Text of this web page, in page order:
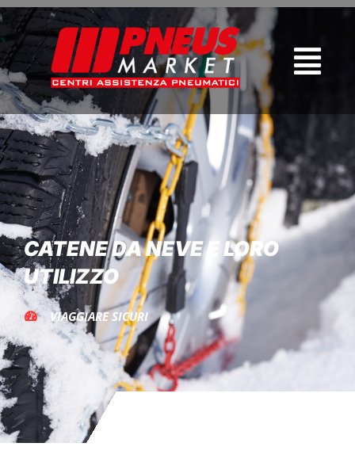
CATENE DA NEVE E LORO
UTILIZZO
VIAGGIARE SICURI